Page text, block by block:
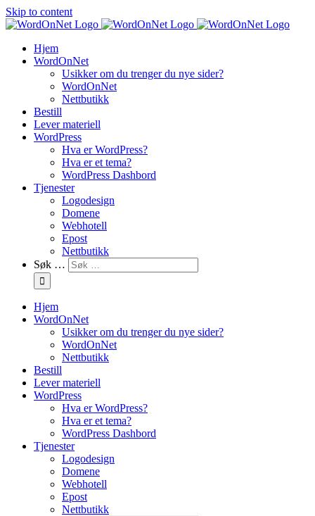
Skip to content
Hjem
WordOnNet
Usikker om du trenger du nye sider?
WordOnNet
Nettbutikk
Bestill
Lever materiell
WordPress
Hva er WordPress?
Hva er et tema?
WordPress Dashbord
Tjenester
Logodesign
Domene
Webhotell
Epost
Nettbutikk
Søk …
Hjem
WordOnNet
Usikker om du trenger du nye sider?
WordOnNet
Nettbutikk
Bestill
Lever materiell
WordPress
Hva er WordPress?
Hva er et tema?
WordPress Dashbord
Tjenester
Logodesign
Domene
Webhotell
Epost
Nettbutikk